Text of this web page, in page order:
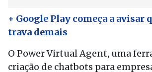
+ Google Play começa a avisar
trava demais
O Power Virtual Agent, uma
criação de chatbots para